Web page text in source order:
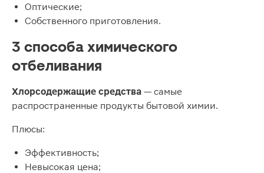
Оптические;
Собственного приготовления.
3 способа химического
отбеливания
Хлорсодержащие средства — самые
распространенные продукты бытовой химии.
Плюсы:
Эффективность;
Невысокая цена;